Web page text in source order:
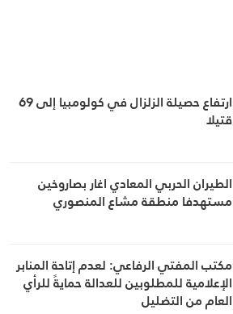
ارتفاع حصيلة الزلزال في كولومبيا إلى 69
قتيلا
الطيران الحربي المعادي اغار بصاروخين
مستهدفا منطقة مشاع المنصوري
مكتب المفتي الرفاعي: لعدم إتاحة المنابر
الإعلامية للمطلوبين للعدالة حمايةً للرأي
العام من التضليل